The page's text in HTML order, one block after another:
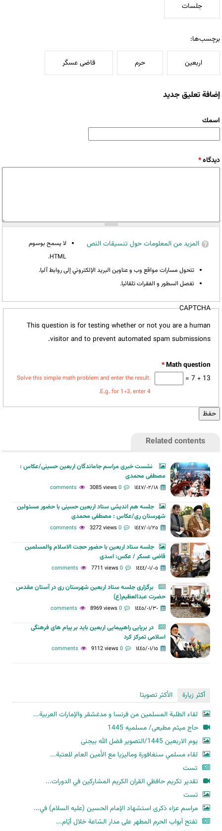
جلسات
برچسب‌ها:
اربعین حرم قاضی عسگر
إضافة تعليق جديد
‏اسمك ‏
‏دیدگاه ‏*
المزيد من المعلومات حول تنسيقات النص
لا يسمح بوسوم
HTML.
تتحول مسارات مواقع وب و عناوين البريد الإلكتروني إلى روابط آليا.
تفصل السطور و الفقرات تلقائيا.
CAPTCHA
This question is for testing whether or not you are a human
visitor and to prevent automated spam submissions.
*
13 + 7 =
Solve this simple math problem and enter the result.
E.g. for 1+3, enter 4.
Related contents
نشست خبری مراسم جاماندگان اربعین حسینی/عکاس :
مصطفی محمدی
١٤٤٧/٠٢/١٨ 0 comments
3085 views
جلسه هم اندیشی ستاد اربعین حسینی با حضور مسئولین
شهرستان ری/عکاس : مصطفی محمدی
١٤٤٧/٠١/٢٥ 0 comments
3272 views
جلسه ستاد اربعین با حضور حجت الاسلام والمسلمین
قاضی عسکر / عکس: اسدی
١٤٤٤/٠١/٠٥ 0 comments
7711 views
برگزاری جلسه ستاد اربعین شهرستان ری در آستان مقدس
حضرت عبدالعظیم(ع)
١٤٤٥/٠١/٣٠ 0 comments
8969 views
در برپایی راهپیمایی اربعین باید بر پیام های فرهنگی
اسلامی تمرکز کرد
١٤٤٥/٠١/١٥ 0 comments
9112 views
أكثر زيارة
الأكثر تصويتا
لقاء الطلبة المسلمين من فرنسا و مدغشقر والإمارات العربية...
حاج میثم مطیعی/ مسلمیه 1445
یوم الاربعین 1445/التصویر فضل الله بیجنی
لقاء مسلمي سنغافورة وماليزيا مع الأمين العام للعتبة...
تست
تقدير تكريم حافظي القران الكريم المشاركين في الدورات...
تست
مراسم عزاء ذكرى استشهاد الإمام الحسين (عليه السلام) في...
تفتح أبواب الحرم المطهر على مدار السّاعة خلال أيّام...